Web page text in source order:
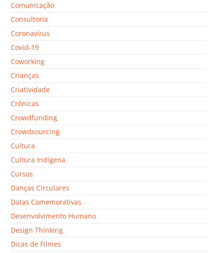
Comunicação
Consultoria
Coronavírus
Covid-19
Coworking
Crianças
Criatividade
Crônicas
Crowdfunding
Crowdsourcing
Cultura
Cultura Indígena
Cursos
Danças Circulares
Datas Comemorativas
Desenvolvimento Humano
Design Thinking
Dicas de Filmes